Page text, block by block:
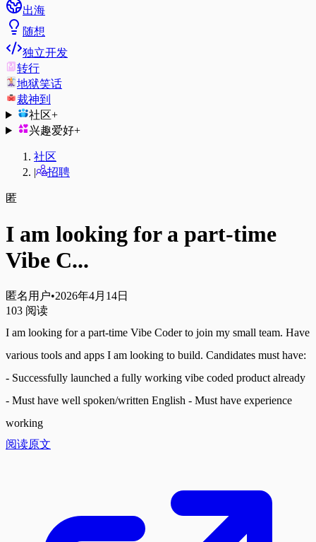
出海
随想
独立开发
转行
地狱笑话
裁神到
社区+
兴趣爱好+
社区
|
招聘
匿
I am looking for a part-time
Vibe C...
匿名用户•2026年4月14日
103 阅读
I am looking for a part-time Vibe Coder to join my small team. Have
various tools and apps I am looking to build. Candidates must have:
- Successfully launched a fully working vibe coded product already
- Must have well spoken/written English - Must have experience
working
阅读原文